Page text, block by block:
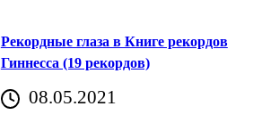
Рекордные глаза в Книге рекордов
Гиннесса (19 рекордов)
08.05.2021